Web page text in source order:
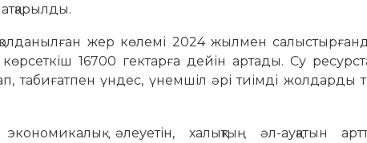
жер көлемі 2024 жылмен
16700 гектарға дейін артады. Су
табиғатпен үндес, үнемшіл әрі тиімді жолдарды
әлеуетін, халықтың әл-ауқатын